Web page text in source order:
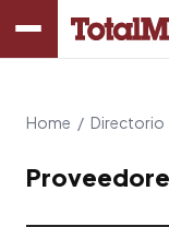
Home / Directorio